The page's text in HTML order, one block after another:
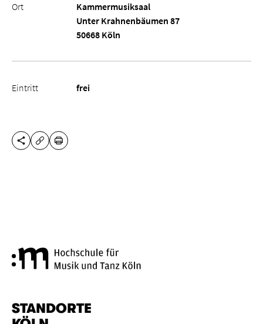
Ort
Kammermusiksaal
Unter Krahnenbäumen 87
50668 Köln
Eintritt frei
DIESE SEITE TEILEN
URL KOPIEREN
DRUCKEN
STANDORTE